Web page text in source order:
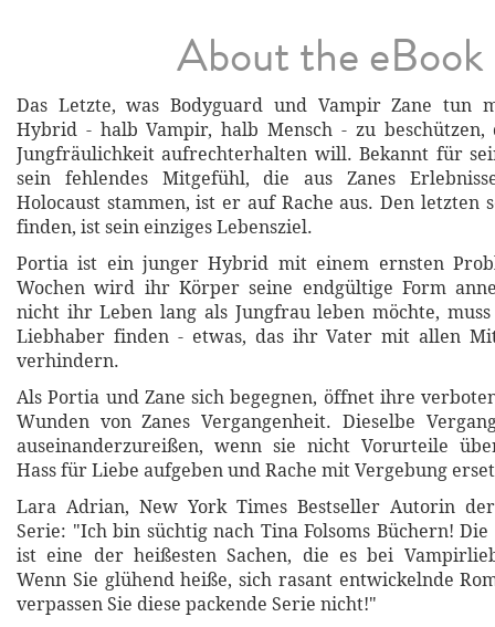
About the eBook
Das Letzte, was Bodyguard und Vampir Zane tun
Hybrid - halb Vampir, halb Mensch - zu
Jungfräulichkeit aufrechterhalten will. Bekannt für
sein fehlendes Mitgefühl, die aus Zanes
Holocaust stammen, ist er auf Rache aus. Den letzten
finden, ist sein einziges Lebensziel.
Portia ist ein junger Hybrid mit einem ernsten
Wochen wird ihr Körper seine endgültige Form
nicht ihr Leben lang als Jungfrau leben möchte,
Liebhaber finden - etwas, das ihr Vater mit allen
verhindern.
Als Portia und Zane sich begegnen, öffnet ihre
Wunden von Zanes Vergangenheit. Dieselbe
auseinanderzureißen, wenn sie nicht Vorurteile
Hass für Liebe aufgeben und Rache mit Vergebung
Lara Adrian, New York Times Bestseller Autorin
Serie: "Ich bin süchtig nach Tina Folsoms Büchern! Die
ist eine der heißesten Sachen, die es bei
Wenn Sie glühend heiße, sich rasant entwickelnde
verpassen Sie diese packende Serie nicht!"